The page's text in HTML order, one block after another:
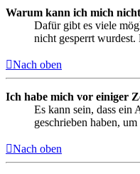
Warum kann ich mich
Dafür gibt es viele
nicht gesperrt
Nach oben
Ich habe mich vor einiger
Es kann sein, dass ein
geschrieben haben,
Nach oben